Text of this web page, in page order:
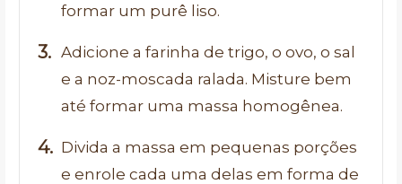
formar um purê liso.
Adicione a farinha de trigo, o ovo, o sal
e a noz-moscada ralada. Misture bem
até formar uma massa homogênea.
Divida a massa em pequenas porções
e enrole cada uma delas em forma de